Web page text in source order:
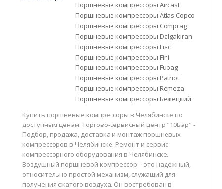
Поршневые компрессоры Aircast
Поршневые компрессоры Atlas Copco
Поршневые компрессоры Comprag
Поршневые компрессоры Dalgakiran
Поршневые компрессоры Fiac
Поршневые компрессоры Fini
Поршневые компрессоры Fubag
Поршневые компрессоры Patriot
Поршневые компрессоры Remeza
Поршневые компрессоры Бежецкий
Купить поршневые компрессоры в Челябинске по
доступным ценам. Торгово-сервисный центр "10Бар" -
Подбор, продажа, доставка и монтаж поршневых
компрессоров в Челябинске. Ремонт и сервис
компрессорного оборудования в Челябинске.
Воздушный поршневой компрессор – это надежный,
относительно простой механизм, служащий для
получения сжатого воздуха. Он востребован в